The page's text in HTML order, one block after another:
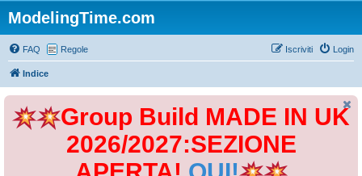
ModelingTime.com
FAQ Regole Login
Iscriviti
Indice
Group Build MADE IN UK
2026/2027:SEZIONE